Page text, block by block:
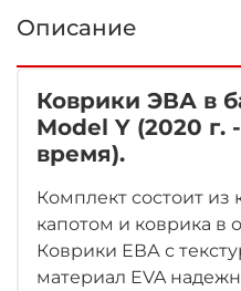
Описание
Коврики ЭВА в
Model Y (2020 г.
время).
Комплект состоит из
капотом и коврика в
Коврики ЕВА с
материал EVA